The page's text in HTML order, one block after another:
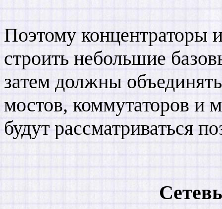
Поэтому концентраторы
строить небольшие
затем должны
мостов, коммутаторов и
будут рассматриваться